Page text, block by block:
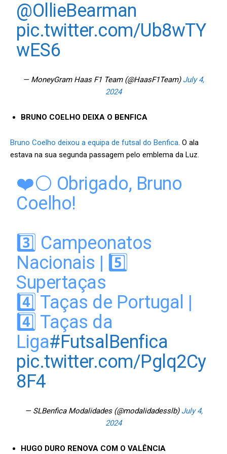
@OllieBearman
pic.twitter.com/Ub8wTY
wES6
— MoneyGram Haas F1 Team (@HaasF1Team) July 4,
2024
BRUNO COELHO DEIXA O BENFICA
Bruno Coelho deixou a equipa de futsal do Benfica . O ala
estava na sua segunda passagem pelo emblema da Luz.
❤️⚪ Obrigado, Bruno
Coelho!
3️⃣ Campeonatos
Nacionais | 5️⃣
Supertaças
4️⃣ Taças de Portugal |
4️⃣ Taças da
Liga#FutsalBenfica
pic.twitter.com/Pglq2Cy
8F4
— SLBenfica Modalidades (@modalidadesslb) July 4,
2024
HUGO DURO RENOVA COM O VALÊNCIA